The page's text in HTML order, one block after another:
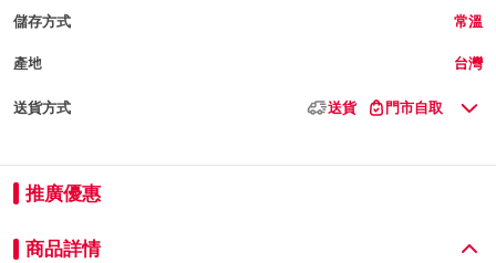
儲存方式 常溫
產地 台灣
送貨方式 送貨 門市自取
推廣優惠
商品詳情